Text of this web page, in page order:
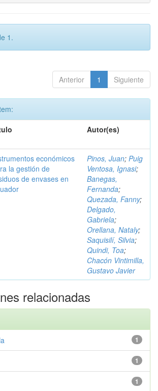
1.
Anterior 1 Siguiente
Autor(es)
económicos
la gestión de
de envases en
Pinos, Juan; Puig
Ventosa, Ignasi;
Banegas,
Fernanda;
Quezada, Fanny;
Delgado,
Gabriela;
Orellana, Nataly;
Saquisilí, Silvia;
Quindi, Toa;
Chacón Vintimilla,
Gustavo Javier
relacionadas
1
1
1